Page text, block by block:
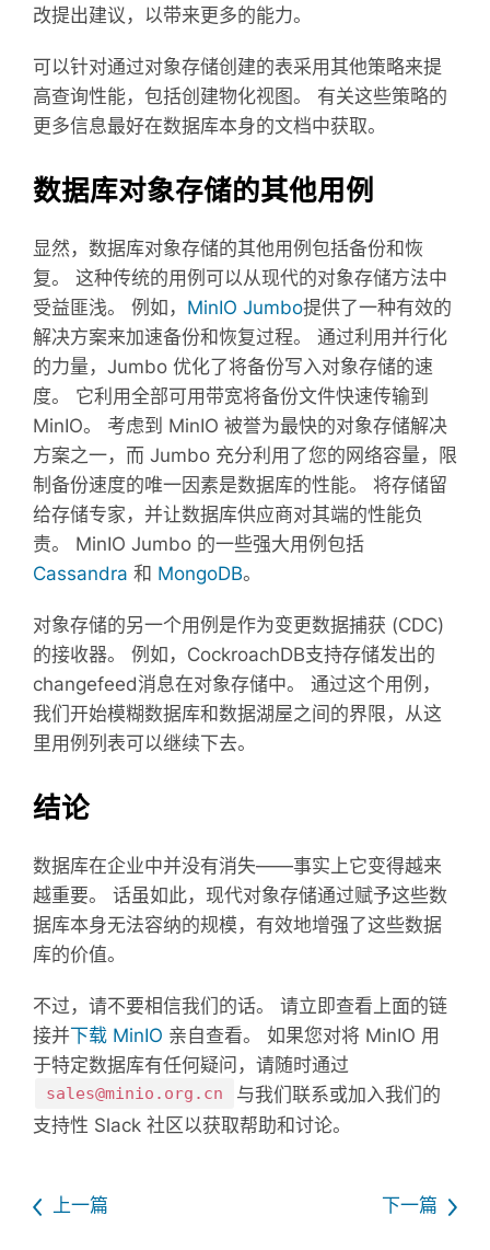
改提出建议，以带来更多的能力。
可以针对通过对象存储创建的表采用其他策略来提
高查询性能，包括创建物化视图。 有关这些策略的
更多信息最好在数据库本身的文档中获取。
数据库对象存储的其他用例
显然，数据库对象存储的其他用例包括备份和恢
复。 这种传统的用例可以从现代的对象存储方法中
受益匪浅。 例如， MinIO Jumbo提供了一种有效的
解决方案来加速备份和恢复过程。 通过利用并行化
的力量，Jumbo 优化了将备份写入对象存储的速
度。 它利用全部可用带宽将备份文件快速传输到
MinIO。 考虑到 MinIO 被誉为最快的对象存储解决
方案之一，而 Jumbo 充分利用了您的网络容量，限
制备份速度的唯一因素是数据库的性能。 将存储留
给存储专家，并让数据库供应商对其端的性能负
责。 MinIO Jumbo 的一些强大用例包括
Cassandra 和 MongoDB。
对象存储的另一个用例是作为变更数据捕获 (CDC)
的接收器。 例如，CockroachDB支持存储发出的
changefeed消息在对象存储中。 通过这个用例，
我们开始模糊数据库和数据湖屋之间的界限，从这
里用例列表可以继续下去。
结论
数据库在企业中并没有消失——事实上它变得越来
越重要。 话虽如此，现代对象存储通过赋予这些数
据库本身无法容纳的规模，有效地增强了这些数据
库的价值。
不过，请不要相信我们的话。 请立即查看上面的链
接并下载 MinIO 亲自查看。 如果您对将 MinIO 用
于特定数据库有任何疑问，请随时通过
sales@minio.org.cn
与我们联系或加入我们的
支持性 Slack 社区以获取帮助和讨论。
上一篇 下一篇